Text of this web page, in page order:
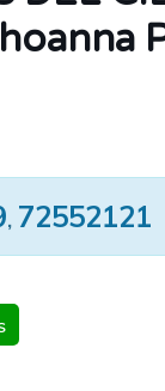
, 72552121